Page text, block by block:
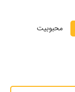
محبوبیت